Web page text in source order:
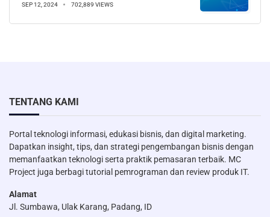
SEP 12, 2024 702,889 VIEWS
TENTANG KAMI
Portal teknologi informasi, edukasi bisnis, dan digital marketing.
Dapatkan insight, tips, dan strategi pengembangan bisnis dengan
memanfaatkan teknologi serta praktik pemasaran terbaik. MC
Project juga berbagi tutorial pemrograman dan review produk IT.
Alamat
Jl. Sumbawa, Ulak Karang, Padang, ID